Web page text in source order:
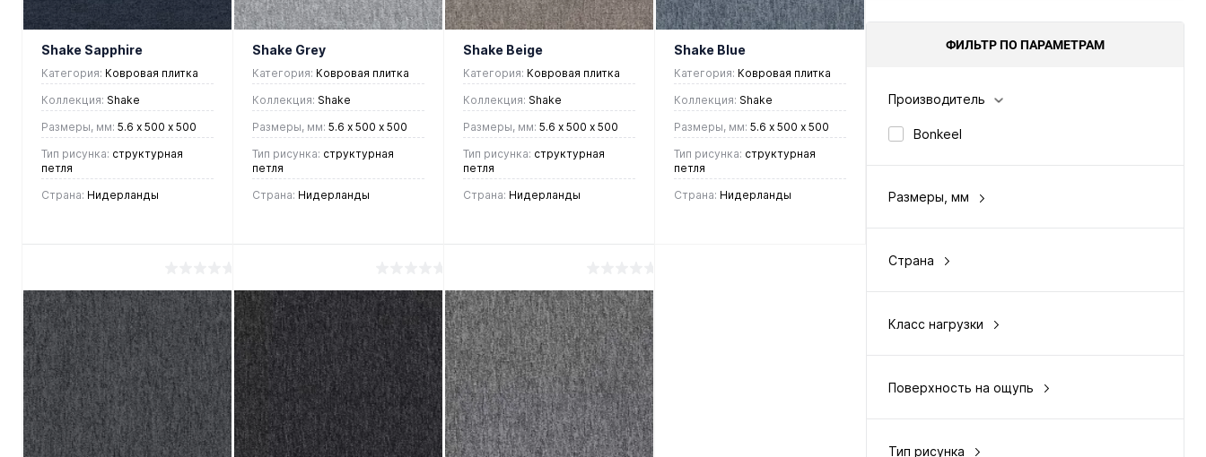
ФИЛЬТР ПО ПАРАМЕТРАМ
Производитель
Bonkeel
Размеры, мм
Страна
Класс нагрузки
Поверхность на ощупь
Тип рисунка
Shake Sapphire
Категория: Ковровая плитка
Коллекция: Shake
Размеры, мм: 5.6 х 500 х 500
Тип рисунка: cтруктурная
петля
Страна: Нидерланды
2 150 руб.
В корзину
Купить в 1
клик
Сравнение
В
избранное
Под
заказ
Shake Grey
Категория: Ковровая плитка
Коллекция: Shake
Размеры, мм: 5.6 х 500 х 500
Тип рисунка: cтруктурная
петля
Страна: Нидерланды
2 150 руб.
В корзину
Купить в 1
клик
Сравнение
В
избранное
Под
заказ
Shake Beige
Категория: Ковровая плитка
Коллекция: Shake
Размеры, мм: 5.6 х 500 х 500
Тип рисунка: cтруктурная
петля
Страна: Нидерланды
2 150 руб.
В корзину
Купить в 1
клик
Сравнение
В
избранное
Под
заказ
Shake Blue
Категория: Ковровая плитка
Коллекция: Shake
Размеры, мм: 5.6 х 500 х 500
Тип рисунка: cтруктурная
петля
Страна: Нидерланды